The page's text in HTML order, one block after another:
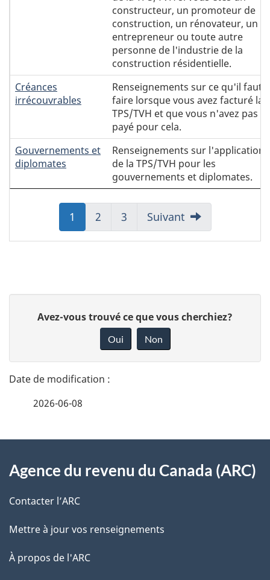
constructeur, un promoteur de
construction, un rénovateur, un
entrepreneur ou toute autre
personne de l'industrie de la
construction résidentielle.
Créances
irrécouvrables
Renseignements sur ce qu'il faut
faire lorsque vous avez facturé la
TPS/TVH et que vous n'avez pas
payé pour cela.
Gouvernements et
diplomates
Renseignements sur l'application
de la TPS/TVH pour les
gouvernements et diplomates.
Aller
à:
1
Aller
à:
2
Aller
à:
3 Suivant
t
a
l
s
l
a
n
t
r
e
t
Avez-vous trouvé ce que vous cherchiez?
Oui Non
2026-06-08
propos
de
ce
site
Agence du revenu du Canada (ARC)
Contacter l’ARC
Mettre à jour vos renseignements
À propos de l'ARC